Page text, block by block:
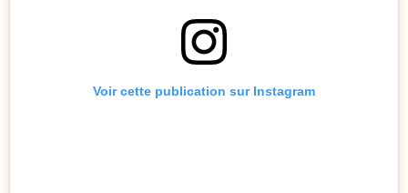
Voir cette publication sur Instagram